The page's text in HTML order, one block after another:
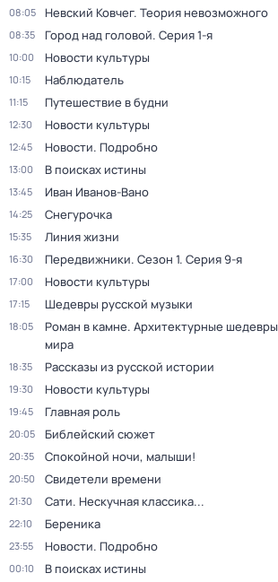
08:05 Невский Ковчег. Теория невозможного
08:35 Город над головой. Серия 1-я
10:00 Новости культуры
10:15 Наблюдатель
11:15 Путешествие в будни
12:30 Новости культуры
12:45 Новости. Подробно
13:00 В поисках истины
13:45 Иван Иванов-Вано
14:25 Снегурочка
15:35 Линия жизни
16:30 Передвижники. Сезон 1. Серия 9-я
17:00 Новости культуры
17:15 Шедевры русской музыки
18:05
Роман в камне. Архитектурные шедевры
мира
18:35 Рассказы из русской истории
19:30 Новости культуры
19:45 Главная роль
20:05 Библейский сюжет
20:35 Спокойной ночи, малыши!
20:50 Свидетели времени
21:30 Сати. Нескучная классика...
22:10 Береника
23:55 Новости. Подробно
00:10 В поисках истины